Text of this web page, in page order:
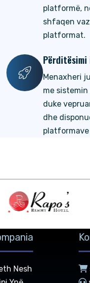
platformë,
shfaqen
platformat.
Përditësimi
Menaxheri
me
duke
dhe
Nesh